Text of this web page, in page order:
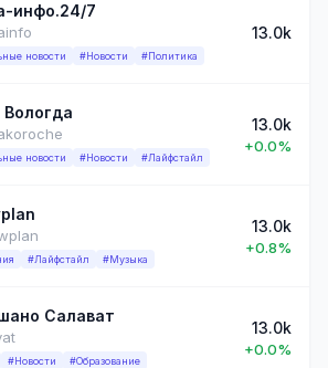
инфо.24/7
новости #Новости #Политика
13.0k
Вологда
новости #Новости #Лайфстайл
13.0k
+0.0%
#Лайфстайл #Музыка
13.0k
+0.8%
Салават
#Новости #Образование
13.0k
+0.0%